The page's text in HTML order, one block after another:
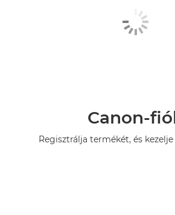
Canon-
Regisztrálja termékét, és